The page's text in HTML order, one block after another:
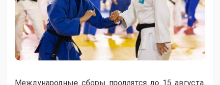
Международные сборы продлятся до 15 августа.